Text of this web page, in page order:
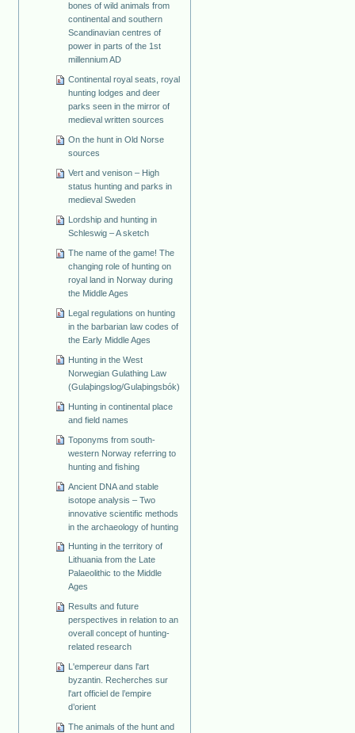
bones of wild animals from
continental and southern
Scandinavian centres of
power in parts of the 1st
millennium AD
Continental royal seats, royal
hunting lodges and deer
parks seen in the mirror of
medieval written sources
On the hunt in Old Norse
sources
Vert and venison – High
status hunting and parks in
medieval Sweden
Lordship and hunting in
Schleswig – A sketch
The name of the game! The
changing role of hunting on
royal land in Norway during
the Middle Ages
Legal regulations on hunting
in the barbarian law codes of
the Early Middle Ages
Hunting in the West
Norwegian Gulathing Law
(Gulaþingslog/Gulaþingsbók)
Hunting in continental place
and field names
Toponyms from south-
western Norway referring to
hunting and fishing
Ancient DNA and stable
isotope analysis – Two
innovative scientific methods
in the archaeology of hunting
Hunting in the territory of
Lithuania from the Late
Palaeolithic to the Middle
Ages
Results and future
perspectives in relation to an
overall concept of hunting-
related research
L'empereur dans l'art
byzantin. Recherches sur
l'art officiel de l’empire
d’orient
The animals of the hunt and